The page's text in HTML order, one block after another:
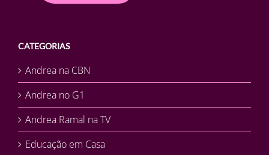
CATEGORIAS
Andrea na CBN
Andrea no G1
Andrea Ramal na TV
Educação em Casa